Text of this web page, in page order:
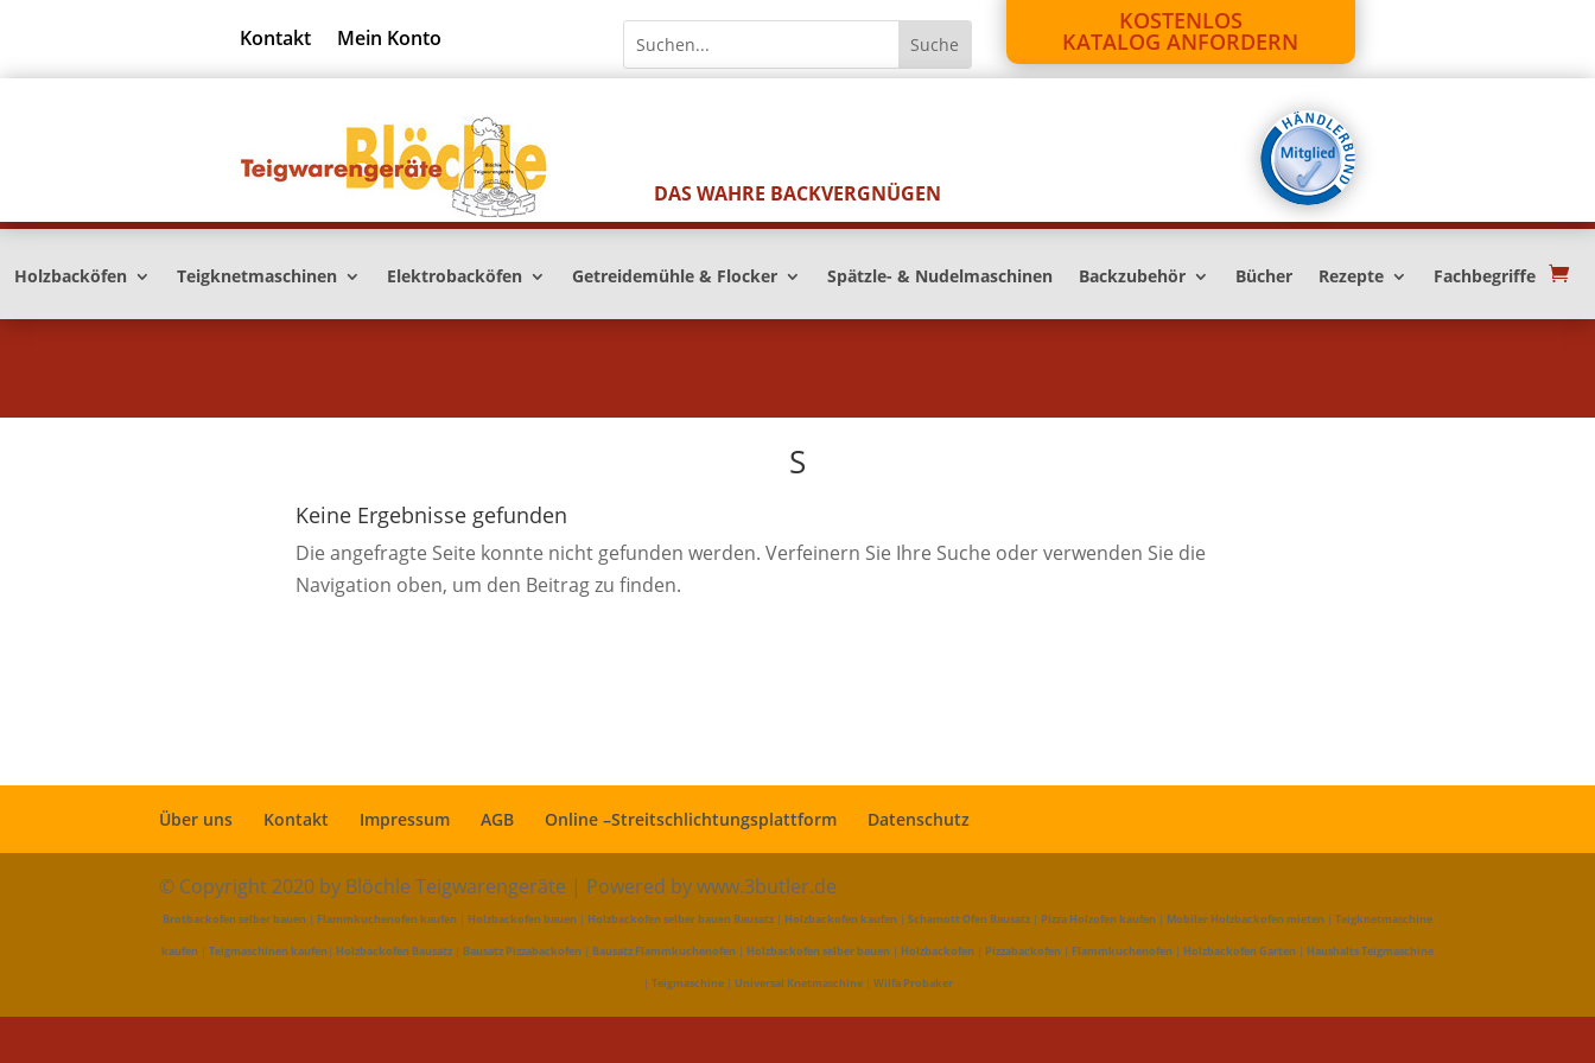
Kontakt Mein Konto
KOSTENLOS
KATALOG ANFORDERN
DAS WAHRE BACKVERGNÜGEN
Holzbacköfen Teigknetmaschinen Elektrobacköfen Getreidemühle & Flocker Spätzle- & Nudelmaschinen Backzubehör Bücher Rezepte Fachbegriffe
S
Keine Ergebnisse gefunden
Die angefragte Seite konnte nicht gefunden werden. Verfeinern Sie Ihre Suche oder verwenden Sie die
Navigation oben, um den Beitrag zu finden.
Über uns Kontakt Impressum AGB Online –Streitschlichtungsplattform Datenschutz
© Copyright 2020 by Blöchle Teigwarengeräte | Powered by www.3butler.de
Brotbackofen selber bauen | Flammkuchenofen kaufen | Holzbackofen bauen | Holzbackofen selber bauen Bausatz | Holzbackofen kaufen | Schamott Ofen Bausatz | Pizza Holzofen kaufen | Mobiler Holzbackofen mieten | Teigknetmaschine
kaufen | Teigmaschinen kaufen| Holzbackofen Bausatz | Bausatz Pizzabackofen | Bausatz Flammkuchenofen | Holzbackofen selber bauen | Holzbackofen | Pizzabackofen | Flammkuchenofen | Holzbackofen Garten | Haushalts Teigmaschine
| Teigmaschine| Universal Knetmaschine| Wilfa Probaker